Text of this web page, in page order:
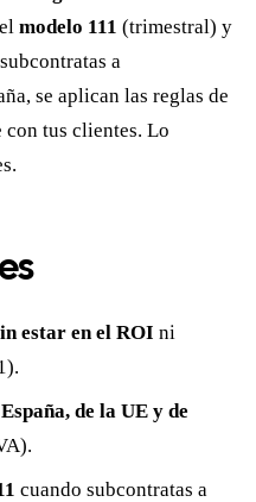
modelo 111 (trimestral) y
a
se aplican las reglas de
tus clientes. Lo
estar en el ROI ni
de la UE y de
cuando subcontratas a